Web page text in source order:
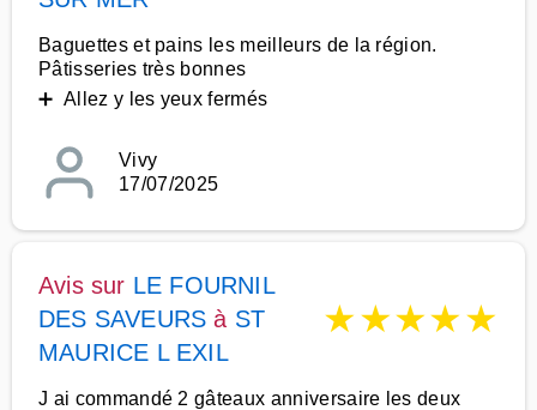
Baguettes et pains les meilleurs de la région.
Pâtisseries très bonnes
➕ Allez y les yeux fermés
Vivy
17/07/2025
Avis sur LE FOURNIL
DES SAVEURS à ST
MAURICE L EXIL
★★★★★
J ai commandé 2 gâteaux anniversaire les deux